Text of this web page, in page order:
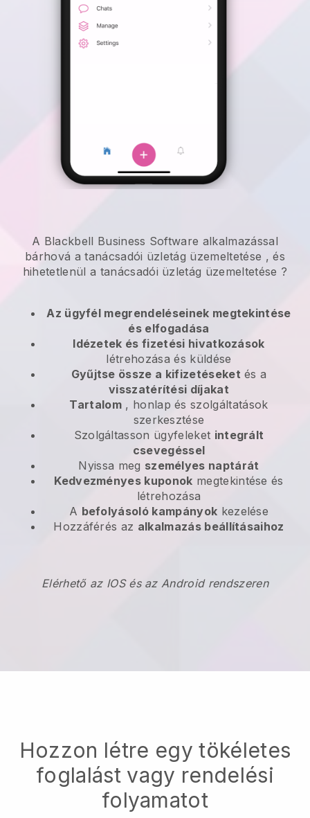
A Blackbell Business Software alkalmazással
bárhová a tanácsadói üzletág üzemeltetése , és
hihetetlenül a tanácsadói üzletág üzemeltetése ?
Az ügyfél megrendeléseinek megtekintése
és elfogadása
Idézetek és fizetési hivatkozások
létrehozása és küldése
Gyűjtse össze a kifizetéseket és a
visszatérítési díjakat
Tartalom, honlap és szolgáltatások
szerkesztése
Szolgáltasson ügyfeleket integrált
csevegéssel
Nyissa meg személyes naptárát
Kedvezményes kuponok megtekintése és
létrehozása
A befolyásoló kampányok kezelése
Hozzáférés az alkalmazás beállításaihoz
Elérhető az IOS és az Android rendszeren
Hozzon létre egy tökéletes
foglalást vagy rendelési
folyamatot